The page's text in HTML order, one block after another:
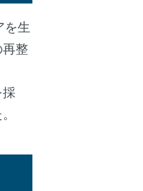
生
整